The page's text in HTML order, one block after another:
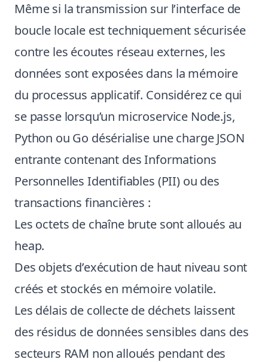
Même si la transmission sur l’interface de
boucle locale est techniquement sécurisée
contre les écoutes réseau externes, les
données sont exposées dans la mémoire
du processus applicatif. Considérez ce qui
se passe lorsqu’un microservice Node.js,
Python ou Go désérialise une charge JSON
entrante contenant des Informations
Personnelles Identifiables (PII) ou des
transactions financières :
Les octets de chaîne brute sont alloués au
heap.
Des objets d’exécution de haut niveau sont
créés et stockés en mémoire volatile.
Les délais de collecte de déchets laissent
des résidus de données sensibles dans des
secteurs RAM non alloués pendant des